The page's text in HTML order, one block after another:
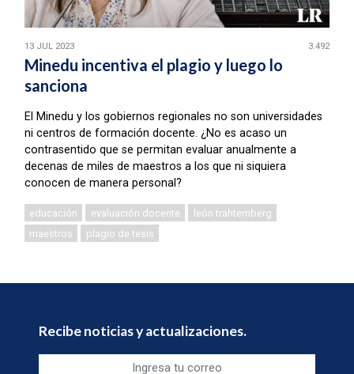
13 JUL 2023 3.492
Minedu incentiva el plagio y luego lo
sanciona
El Minedu y los gobiernos regionales no son universidades
ni centros de formación docente. ¿No es acaso un
contrasentido que se permitan evaluar anualmente a
decenas de miles de maestros a los que ni siquiera
conocen de manera personal?
educación evaluación docente
león trahtemberg
maestros
plagio de tesis
Recibe noticias y actualizaciones.